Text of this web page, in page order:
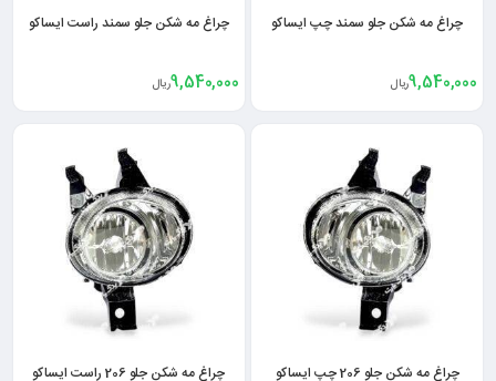
چراغ مه شکن جلو سمند چپ ایساکو
9,540,000ریال
چراغ مه شکن جلو سمند راست ایساکو
9,540,000ریال
چراغ مه شکن جلو 206 چپ ایساکو چراغ مه شکن جلو 206 راست ایساکو